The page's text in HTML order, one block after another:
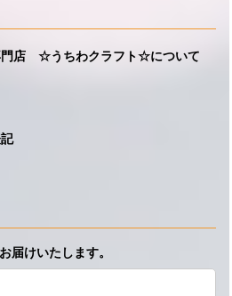
門店 ☆うちわクラフト☆について
届けいたします。